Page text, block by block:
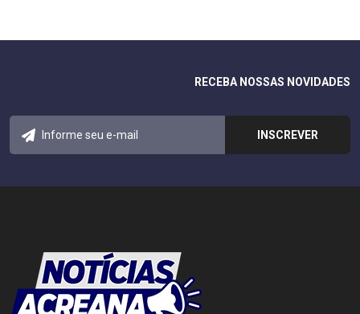
RECEBA NOSSAS NOVIDADES